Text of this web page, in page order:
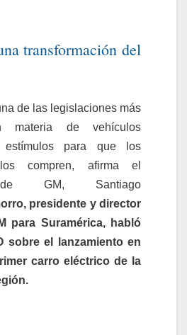
transformación del
de las legislaciones más
materia de vehículos
estímulos para que los
los compren, afirma el
de GM, Santiago
presidente y director
para Suramérica, habló
sobre el lanzamiento en
carro eléctrico de la